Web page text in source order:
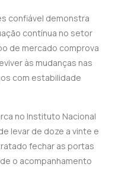
confiável demonstra
contínua no setor
de mercado comprova
às mudanças nas
com estabilidade
no Instituto Nacional
levar de doze a vinte e
fechar as portas
o acompanhamento